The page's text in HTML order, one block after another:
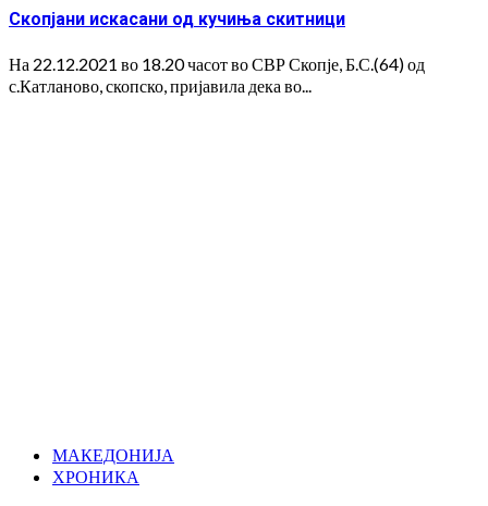
Скопјани искасани од кучиња скитници
На 22.12.2021 во 18.20 часот во СВР Скопје, Б.С.(64) од
с.Катланово, скопско, пријавила дека во...
МАКЕДОНИЈА
ХРОНИКА